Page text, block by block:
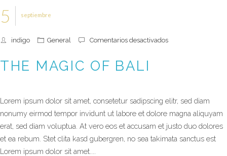
septiembre
5
indigo General Comentarios desactivadosen
THE MAGIC OF BALI
Lorem ipsum dolor sit amet, consetetur sadipscing elitr, sed diam
nonumy eirmod tempor invidunt ut labore et dolore magna aliquyam
erat, sed diam voluptua. At vero eos et accusam et justo duo dolores
et ea rebum. Stet clita kasd gubergren, no sea takimata sanctus est
Lorem ipsum dolor sit amet....